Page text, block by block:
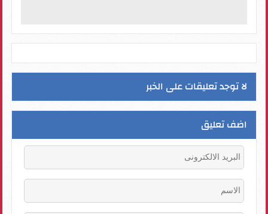
لا توجد تعليقات على الخبر
اضف تعليق